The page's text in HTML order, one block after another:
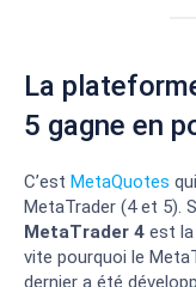
La
5 gagne en
C’est MetaQuotes
MetaTrader (4 et 5).
MetaTrader 4 est la
vite pourquoi le
dernier a été